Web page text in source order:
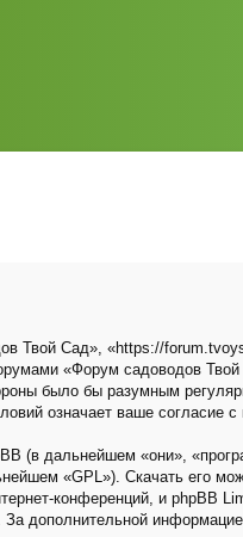
Сад», «https://
«Форум садоводов
было бы разумным
означает ваше согласие с
(в дальнейшем «они»,
«GPL»). Скачать его
конференций, и phpBB
дополнительной